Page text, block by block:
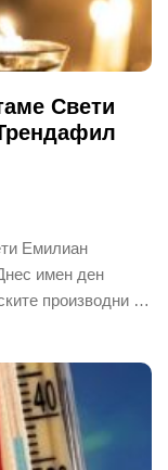
Свети
Емилиан
имен ден
производни …